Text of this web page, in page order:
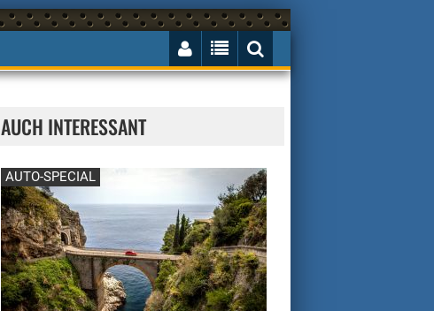
AUCH INTERESSANT
AUTO-SPECIAL